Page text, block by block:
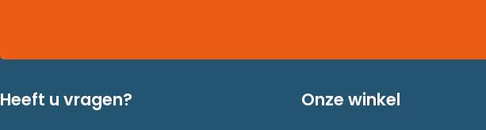
Heeft u vragen? Onze winkel